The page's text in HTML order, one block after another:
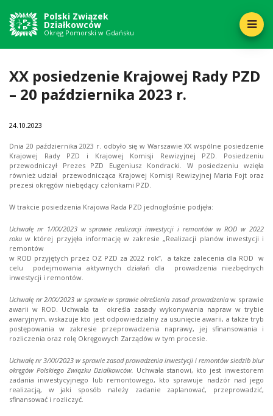
Polski Związek
Działkowców
Okręg Pomorski w Gdańsku
XX posiedzenie Krajowej Rady PZD
– 20 października 2023 r.
24 10.2023
Dnia 20 października 2023 r. odbyło się w Warszawie XX wspólne posiedzenie
Krajowej Rady PZD i Krajowej Komisji Rewizyjnej PZD. Posiedzeniu
przewodniczył Prezes PZD Eugeniusz Kondracki. W posiedzeniu wzięła
również udział przewodnicząca Krajowej Komisji Rewizyjnej Maria Fojt oraz
prezesi okręgów niebędący członkami PZD.
W trakcie posiedzenia Krajowa Rada PZD jednogłośnie podjęła:
Uchwałę nr 1/XX/2023 w sprawie realizacji inwestycji i remontów w ROD w 2022
rokuw której przyjęła informację w zakresie „Realizacji planów inwestycji i
remontów
w ROD przyjętych przez OZ PZD za 2022 rok”, a także zalecenia dla ROD w
celu podejmowania aktywnych działań dla prowadzenia niezbędnych
inwestycji i remontów.
Uchwałę nr 2/XX/2023 w sprawiew sprawie określenia zasad prowadzeniaw sprawie
awarii w ROD. Uchwała ta określa zasady wykonywania napraw w trybie
awaryjnym, wskazuje kto jest odpowiedzialny za usunięcie awarii, a także tryb
postępowania w zakresie przeprowadzenia naprawy, jej sfinansowania i
rozliczenia oraz rolę Okręgowych Zarządów w tym procesie.
Uchwałę nr 3/XX/2023 w sprawie zasad prowadzenia inwestycji i remontów siedzib biur
okręgów Polskiego Związku Działkowców. Uchwała stanowi, kto jest inwestorem
zadania inwestycyjnego lub remontowego, kto sprawuje nadzór nad jego
realizacją, w jaki sposób należy zadanie zaplanować, przeprowadzić,
sfinansować i rozliczyć.